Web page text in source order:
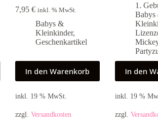
7,95€ inkl. % MwSt.
Babys &
Kleinkinder,
Geschenkartikel
In den Warenkorb
inkl. 19 % MwSt.
zzgl.Versandkosten
1.
Babys
In den
inkl. 19 %
zzgl.